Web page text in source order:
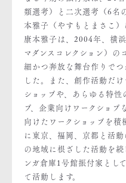
類選考）と二次選考（6名
本雅子（やすもとまさこ）
康本雅子は、2004年、横
マダンスコレクション）
細かつ奔放な舞台作りで
した。また、創作活動だ
ショップや、あらゆる特性
プ、企業向けワークショ
向けたワークショップを
に東京、福岡、京都と活
の地域に根ざした活動を
ンガ倉庫1号館振付家とし
て活動します。